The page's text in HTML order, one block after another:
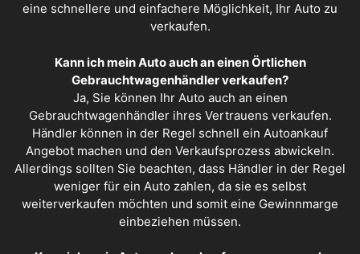
eine schnellere und einfachere Möglichkeit, Ihr Auto zu
verkaufen.
Kann ich mein Auto auch an einen Örtlichen
Gebrauchtwagenhändler verkaufen?
Ja, Sie können Ihr Auto auch an einen
Gebrauchtwagenhändler ihres Vertrauens verkaufen.
Händler können in der Regel schnell ein Autoankauf
Angebot machen und den Verkaufsprozess abwickeln.
Allerdings sollten Sie beachten, dass Händler in der Regel
weniger für ein Auto zahlen, da sie es selbst
weiterverkaufen möchten und somit eine Gewinnmarge
einbeziehen müssen.